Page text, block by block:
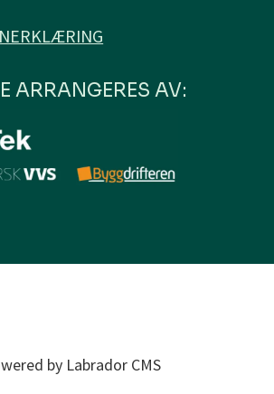
ARRANGERES AV:
by Labrador CMS